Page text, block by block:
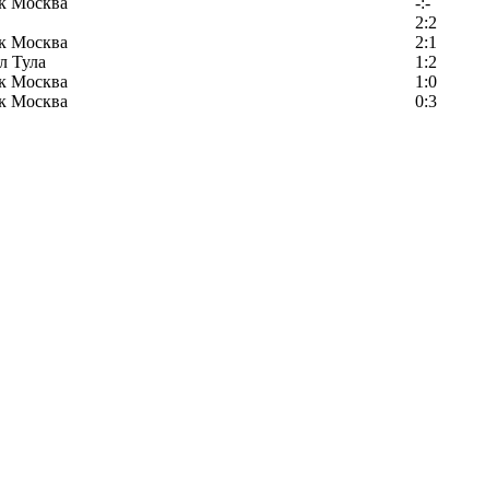
2:2
Москва
2:1
Тула
1:2
Москва
1:0
Москва
0:3